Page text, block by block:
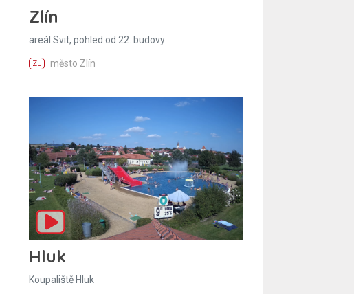
Zlín
areál Svit, pohled od 22. budovy
ZL město Zlín
Hluk
Koupaliště Hluk